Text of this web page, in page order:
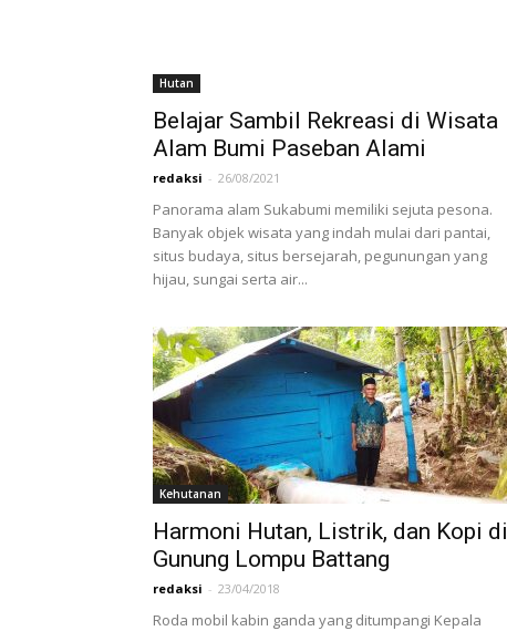
Hutan
Belajar Sambil Rekreasi di Wisata
Alam Bumi Paseban Alami
redaksi - 26/08/2021
Panorama alam Sukabumi memiliki sejuta pesona.
Banyak objek wisata yang indah mulai dari pantai,
situs budaya, situs bersejarah, pegunungan yang
hijau, sungai serta air...
Kehutanan
Harmoni Hutan, Listrik, dan Kopi di
Gunung Lompu Battang
redaksi - 23/04/2018
Roda mobil kabin ganda yang ditumpangi Kepala